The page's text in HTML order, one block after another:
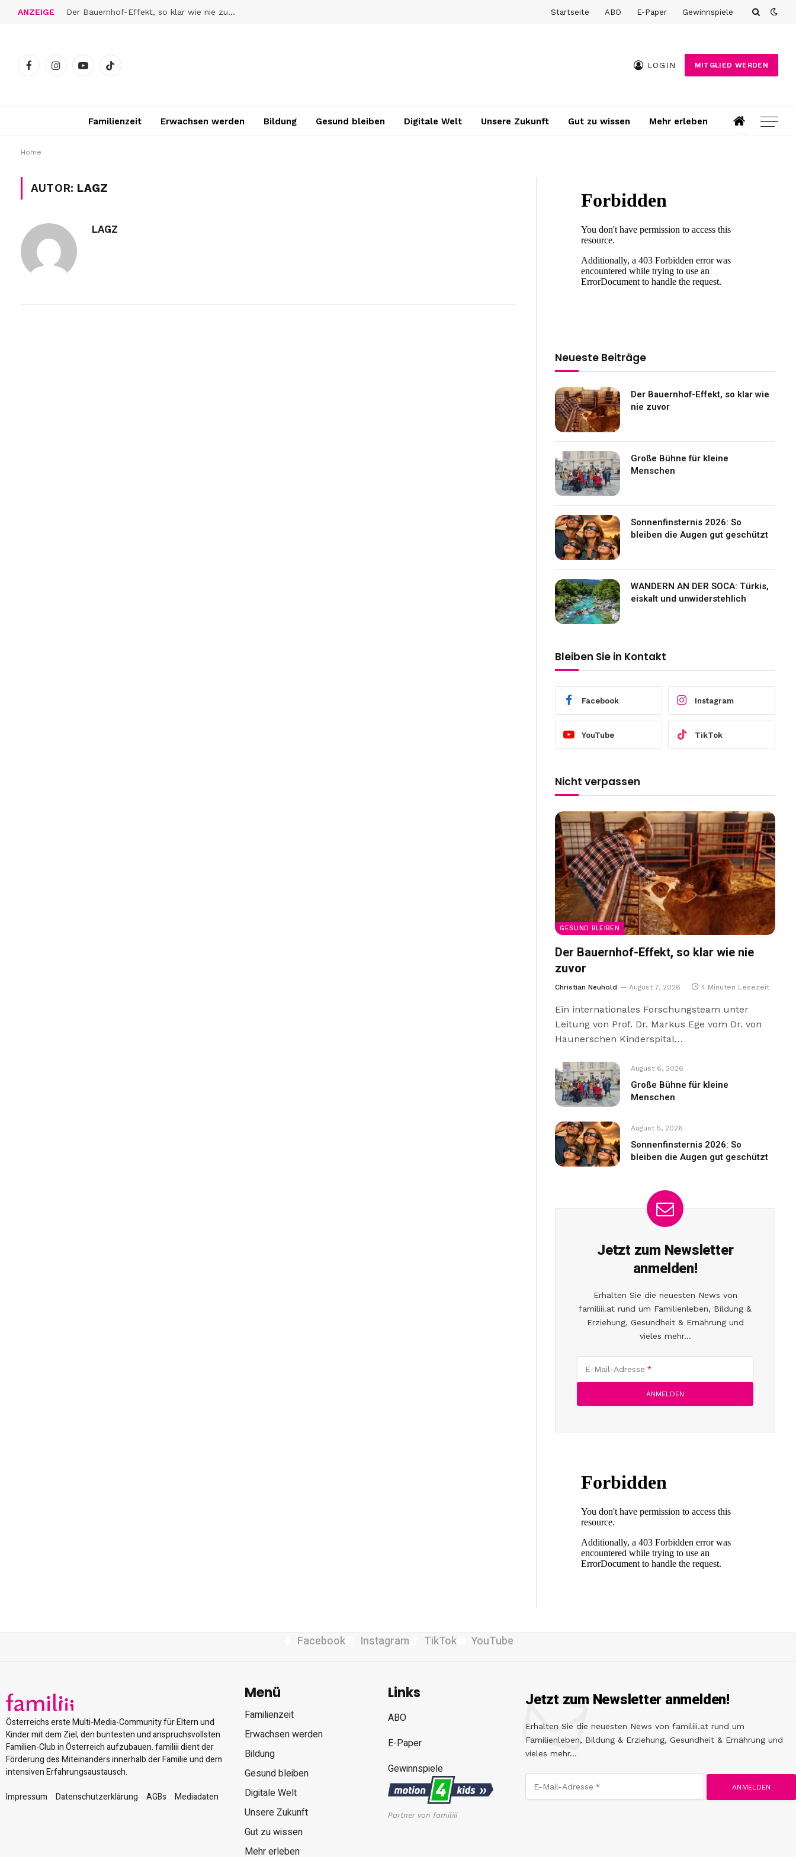
ANZEIGE Der Bauernhof-Effekt, so klar wie nie zuvor Startseite ABO E-Paper Gewinnspiele
FacebookInstagramYouTubeTikTok
LOGIN MITGLIED WERDEN
Familienzeit Erwachsen werden Bildung Gesund bleiben Digitale Welt Unsere Zukunft Gut zu wissen Mehr erleben
Home
AUTOR: LAGZ
LAGZ
Neueste Beiträge
Der Bauernhof-Effekt, so klar wie
nie zuvor
Große Bühne für kleine
Menschen
Sonnenfinsternis 2026: So
bleiben die Augen gut geschützt
WANDERN AN DER SOCA: Türkis,
eiskalt und unwiderstehlich
Bleiben Sie in Kontakt
Facebook Instagram
YouTube TikTok
Nicht verpassen
GESUND BLEIBEN
Der Bauernhof-Effekt, so klar wie nie
zuvor
Christian Neuhold August 7, 2026 4 Minuten Lesezeit
Ein internationales Forschungsteam unter
Leitung von Prof. Dr. Markus Ege vom Dr. von
Haunerschen Kinderspital…
August 6, 2026
Große Bühne für kleine
Menschen
August 5, 2026
Sonnenfinsternis 2026: So
bleiben die Augen gut geschützt
Jetzt zum Newsletter
anmelden!
Erhalten Sie die neuesten News von
familiii.at rund um Familienleben, Bildung &
Erziehung, Gesundheit & Ernährung und
vieles mehr...
E-Mail-Adresse
Facebook Instagram TikTok YouTube
Österreichs erste Multi-Media-Community für Eltern und
Kinder mit dem Ziel, den buntesten und anspruchsvollsten
Familien-Club in Österreich aufzubauen. familiii dient der
Förderung des Miteinanders innerhalb der Familie und dem
intensiven Erfahrungsaustausch.
Impressum
Datenschutzerklärung AGBs Mediadaten
Menü
Familienzeit
Erwachsen werden
Bildung
Gesund bleiben
Digitale Welt
Unsere Zukunft
Gut zu wissen
Mehr erleben
Links
ABO
E-Paper
Gewinnspiele
Partner von familiii
Jetzt zum Newsletter anmelden!
Erhalten Sie die neuesten News von familiii.at rund um
Familienleben, Bildung & Erziehung, Gesundheit & Ernährung und
vieles mehr...
E-Mail-Adresse